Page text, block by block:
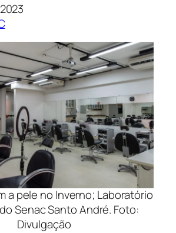
a pele no Inverno; Laboratório
Senac Santo André. Foto:
Divulgação